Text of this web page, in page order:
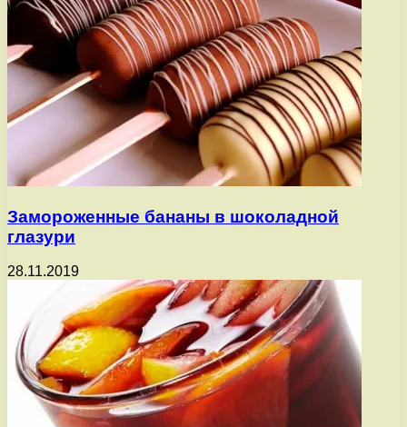
Замороженные бананы в шоколадной
глазури
28.11.2019